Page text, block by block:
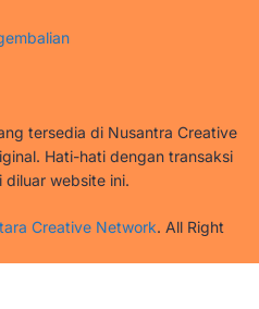
tersedia di Nusantra Creative
Hati-hati dengan transaksi
diluar website ini.
Creative Network. All Right